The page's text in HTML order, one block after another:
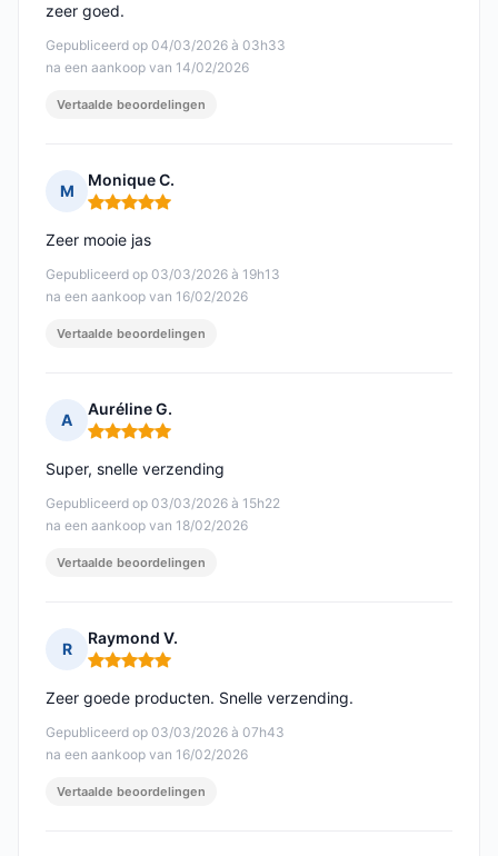
Gepubliceerd op 04/03/2026 à 03h33
na een aankoop van 14/02/2026
zeer goed.
Vertaalde beoordelingen
M
Monique C.
Opmerking: 5 van 5
Gepubliceerd op 03/03/2026 à 19h13
na een aankoop van 16/02/2026
Zeer mooie jas
Vertaalde beoordelingen
A
Auréline G.
Opmerking: 5 van 5
Gepubliceerd op 03/03/2026 à 15h22
na een aankoop van 18/02/2026
Super, snelle verzending
Vertaalde beoordelingen
R
Raymond V.
Opmerking: 5 van 5
Gepubliceerd op 03/03/2026 à 07h43
na een aankoop van 16/02/2026
Zeer goede producten. Snelle verzending.
Vertaalde beoordelingen